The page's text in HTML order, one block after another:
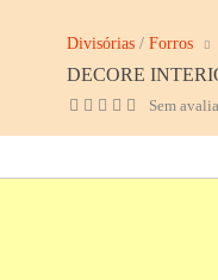
Divisórias/ Forros
DECORE
Sem